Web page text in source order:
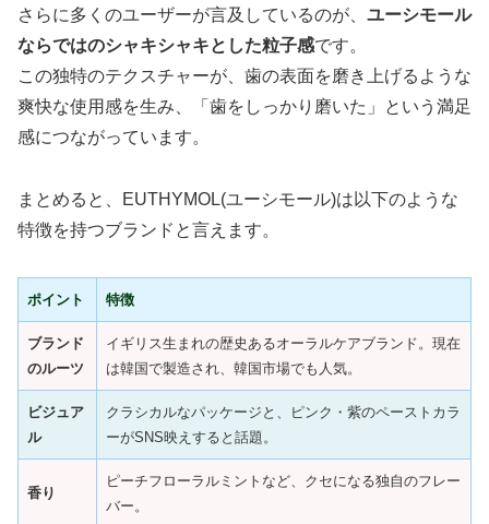
さらに多くのユーザーが言及しているのが、 ユーシモール
ならではのシャキシャキとした粒子感です。
この独特のテクスチャーが、歯の表面を磨き上げるような
爽快な使用感を生み、「歯をしっかり磨いた」という満足
感につながっています。
まとめると、EUTHYMOL(ユーシモール)は以下のような
特徴を持つブランドと言えます。
ポイント 特徴
ブランド
のルーツ
イギリス生まれの歴史あるオーラルケアブランド。現在
は韓国で製造され、韓国市場でも人気。
ビジュア
ル
クラシカルなパッケージと、ピンク・紫のペーストカラ
ーがSNS映えすると話題。
香り
ピーチフローラルミントなど、クセになる独自のフレー
バー。